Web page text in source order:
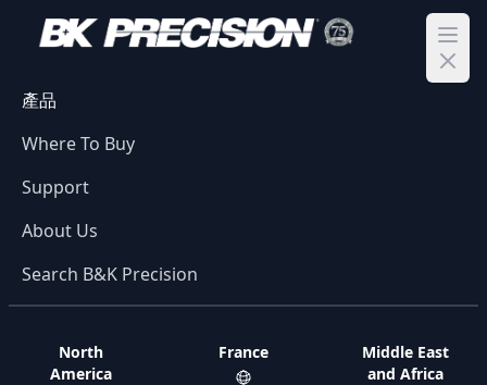
產品
Where To Buy
Support
About Us
Search B&K Precision
North
America
France
Middle East
and Africa